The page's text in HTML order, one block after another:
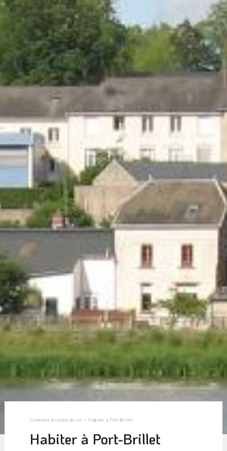
Commune & cadre de vie > Habiter à Port-Brillet
Habiter à Port-Brillet